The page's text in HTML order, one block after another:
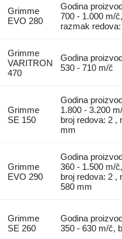
Grimme
EVO 280
Godina
700 - 1.000 m/
razmak
Grimme
VARITRON
470
Godina
530 - 710 m/č
Grimme
SE 150
Godina
1.800 - 3.200
broj redova: 2 ,
mm
Grimme
EVO 290
Godina
360 - 1.500 m/
broj redova: 2 ,
580 mm
Grimme
SE 260
Godina
350 - 630 m/č,